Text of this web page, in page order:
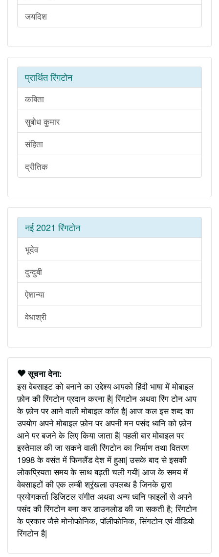
जयदिश
प्रार्थित रिंगटोन
कबिता
सुबोध कुमार
संहिता
द्रीतिक
नई 2021 रिंगटोन
भूदेव
दुन्दुबी
ऐशान्या
वेधाश्री
सूचना देना:
इस वेबसाइट को बनाने का उद्देश्य आपको हिंदी भाषा में मोबाइल
फ़ोन की रिंगटोन प्रदान करना है| रिंगटोन अथवा रिंग टोन आप
के फ़ोन पर आने वाली मोबाइल कॉल है| आज कल इस शब्द का
उपयोग अपने मोबाइल फ़ोन पर अपनी मन पसंद ध्वनि को फ़ोन
आने पर बजने के लिए किया जाता है| पहली बार मोबाइल पर
इस्तेमाल की जा सकने वाली रिंगटोन का निर्माण तथा वितरण
1998 के वसंत में फिनलैंड देश में हुआ| उसके बाद से इसकी
लोकप्रियता समय के साथ बढ़ती चली गयी| आज के समय में
वेबसाइटों की एक लम्बी श्रृंखला उपलब्ध है जिनके द्वारा
प्रयोगकर्ता डिजिटल संगीत अथवा अन्य ध्वनि फाइलों से अपने
पसंद की रिंगटोन बना कर डाउनलोड की जा सकती है; रिंगटोन
के प्रकार जैसे मोनोफोनिक, पॉलीफोनिक, सिंगटोन एवं वीडियो
रिंगटोन है|